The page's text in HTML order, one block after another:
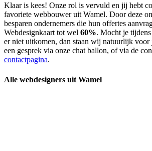
Klaar is kees! Onze rol is vervuld en jij hebt
favoriete webbouwer uit Wamel. Door deze
besparen ondernemers die hun offertes
Webdesignkaart tot wel 60%. Mocht je tijdens
er niet uitkomen, dan staan wij natuurlijk voor
een gesprek via onze chat ballon, of via de
contactpagina.
Alle webdesigners uit Wamel